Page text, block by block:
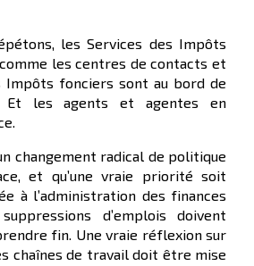
les Services des Impôts
les centres de contacts et
Impôts fonciers sont au bord de
Et les agents et agentes en
changement radical de politique
et qu’une vraie priorité soit
à l’administration des finances
d’emplois doivent
fin. Une vraie réflexion sur
chaînes de travail doit être mise